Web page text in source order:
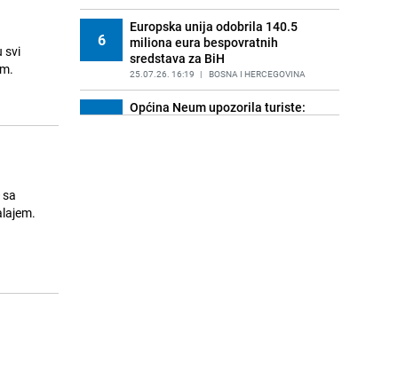
svi
6
Europska unija odobrila 140.5
miliona eura bespovratnih
sredstava za BiH
25.07.26. 16:19 | BOSNA I HERCEGOVINA
7
Općina Neum upozorila turiste: